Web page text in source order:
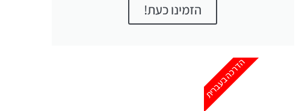
הזמינו כעת!
הדרכה בעברית